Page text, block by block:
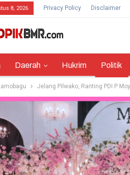
8, 2026 Privacy Policy Disclaimer
Daerah Hukrim Politik
Jelang Pilwako, Ranting PDI P